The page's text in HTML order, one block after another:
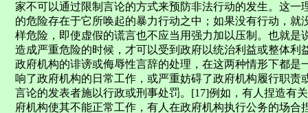
家不可以通过限制言论的方式来预防非法行动的发生。这
的危险存在于它所唤起的暴力行动之中；如果没有行动，
样危险，即使虚假的谎言也不应当用强力加以压制。也就
造成严重危险的时候，才可以受到政府以统治利益或整体
政府机构的诽谤或侮辱性言辞的处理，在这两种情形下都
响了政府机构的日常工作，或严重妨碍了政府机构履行职
言论的发表者施以行政或刑事处罚。[17]例如，有人捏造有
府机构使其不能正常工作，有人在政府机构执行公务的场